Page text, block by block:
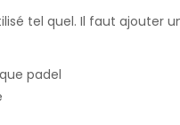
tel quel. Il faut ajouter
padel